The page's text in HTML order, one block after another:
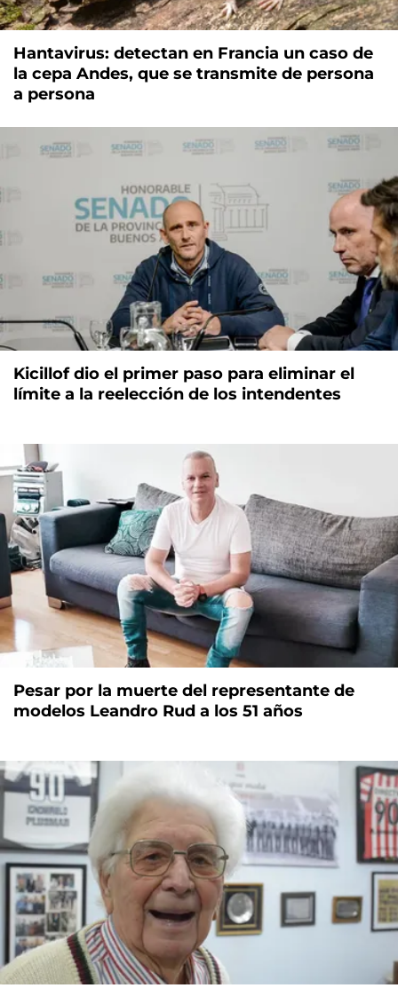
Hantavirus: detectan en Francia un caso de
la cepa Andes, que se transmite de persona
a persona
Kicillof dio el primer paso para eliminar el
límite a la reelección de los intendentes
Pesar por la muerte del representante de
modelos Leandro Rud a los 51 años